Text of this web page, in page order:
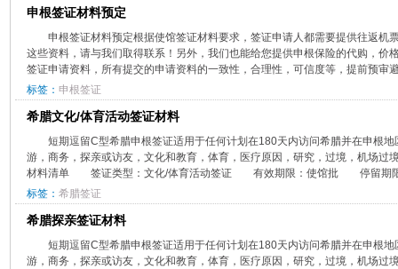
​申根签证材料预定
申根签证材料预定根据使馆签证材料要求，签证申请人都需要提供往返机
这些资料，请与我们取得联系！另外，我们也能给您提供申根保险的代购，价
签证申请资料，所有提交的申请资料的一致性，合理性，可信度等，提前预审
标签： 申根签证
希腊文化/体育活动签证材料
短期逗留C型希腊申根签证适用于任何计划在180天内访问希腊并在申根
游，商务，探亲或访友，文化和教育，体育，医疗原因，研究，过境，机场过
材料清单 签证类型：文化/体育活动签证 有效期限：使馆批 停留期
标签： 希腊签证
希腊探亲签证材料
短期逗留C型希腊申根签证适用于任何计划在180天内访问希腊并在申根
游，商务，探亲或访友，文化和教育，体育，医疗原因，研究，过境，机场过